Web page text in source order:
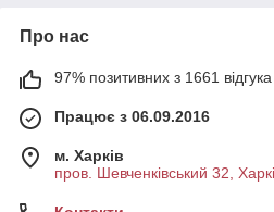
Про нас
97% позитивних з 1661 відгука
Працює з 06.09.2016
м. Харків
пров. Шевченківський 32,